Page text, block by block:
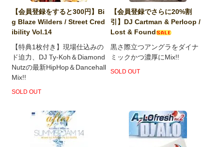
【会員登録をすると300円】Bi
g Blaze Wilders / Street Cred
ibility Vol.14
【特典1枚付き】現場仕込みの
ド迫力、DJ Ty-Koh＆Diamond
Nutzの最新HipHop＆Dancehall
Mix!!
SOLD OUT
【会員登録でさらに20%割
引】DJ Cartman & Perloop /
Lost & Found
黒さ際立つアングラをダイナ
ミックかつ濃厚にMix!!
SOLD OUT